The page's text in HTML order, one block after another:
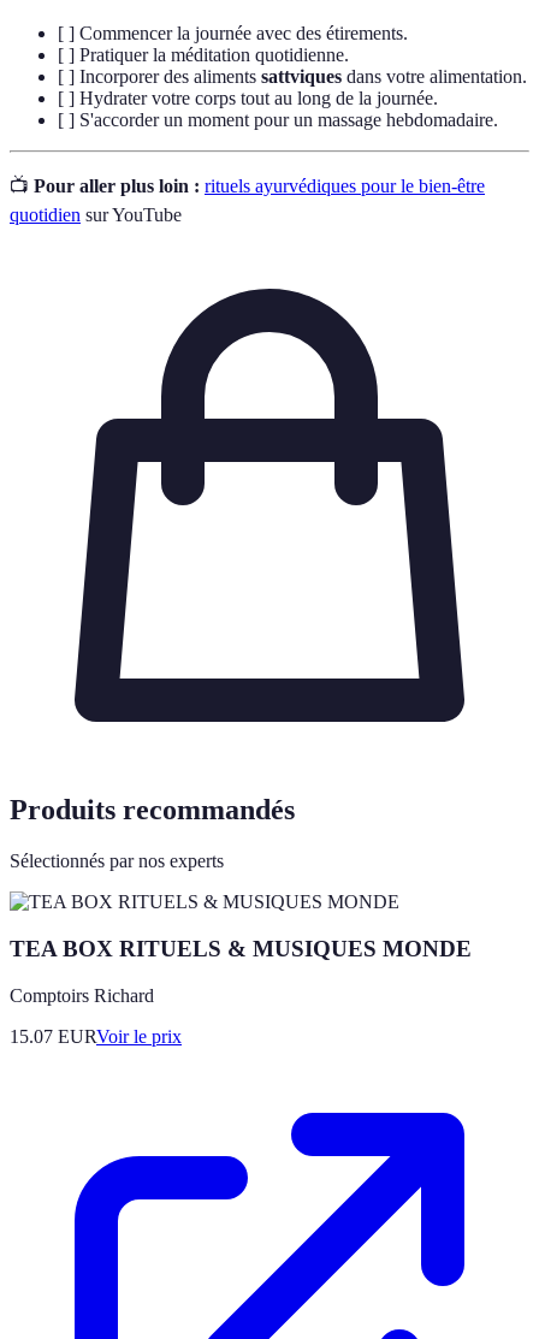
[ ] Commencer la journée avec des étirements.
[ ] Pratiquer la méditation quotidienne.
[ ] Incorporer des aliments sattviques dans votre alimentation.
[ ] Hydrater votre corps tout au long de la journée.
[ ] S'accorder un moment pour un massage hebdomadaire.
📺 Pour aller plus loin : rituels ayurvédiques pour le bien-être
quotidien sur YouTube
Produits recommandés
Sélectionnés par nos experts
TEA BOX RITUELS & MUSIQUES MONDE
Comptoirs Richard
15.07 EURVoir le prix